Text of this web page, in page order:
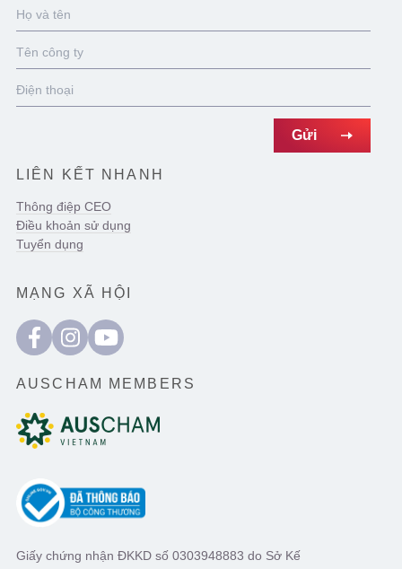
LIÊN KẾT NHANH
Thông điệp CEO
Điều khoản sử dụng
Tuyển dụng
MẠNG XÃ HỘI
AUSCHAM MEMBERS
Giấy chứng nhận ĐKKD số 0303948883 do Sở Kế